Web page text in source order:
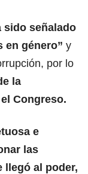
sido señalado
en género” y
por lo
la
Congreso.
e
las
llegó al poder,